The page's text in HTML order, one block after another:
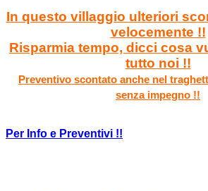
In questo villaggio ulteriori
velocemente !!
Risparmia tempo, dicci cosa
tutto noi !!
Preventivo scontato anche nel
senza impegno !!
Per Info e Preventivi !!